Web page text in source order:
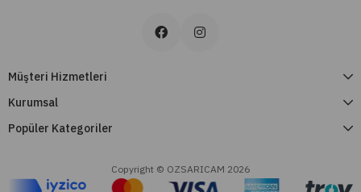
Müşteri Hizmetleri
Kurumsal
Popüler Kategoriler
Copyright © OZSARICAM 2026